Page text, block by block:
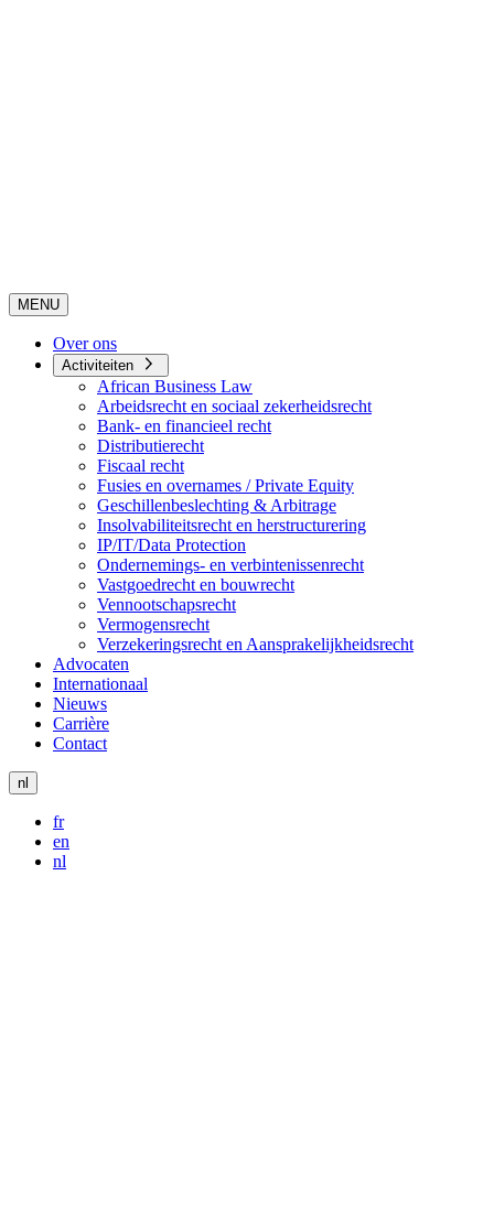
MENU
Over ons
Activiteiten
African Business Law
Arbeidsrecht en sociaal zekerheidsrecht
Bank- en financieel recht
Distributierecht
Fiscaal recht
Fusies en overnames / Private Equity
Geschillenbeslechting & Arbitrage
Insolvabiliteitsrecht en herstructurering
IP/IT/Data Protection
Ondernemings- en verbintenissenrecht
Vastgoedrecht en bouwrecht
Vennootschapsrecht
Vermogensrecht
Verzekeringsrecht en Aansprakelijkheidsrecht
Advocaten
Internationaal
Nieuws
Carrière
Contact
nl
fr
en
nl